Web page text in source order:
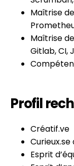
Maîtrise
Maîtrise
Gitlab, CI,
Profil
Créatif.ve
Esprit